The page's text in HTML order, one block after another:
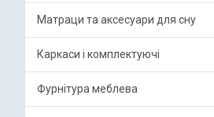
Матраци та аксесуари для сну
Каркаси і комплектуючі
Фурнітура меблева